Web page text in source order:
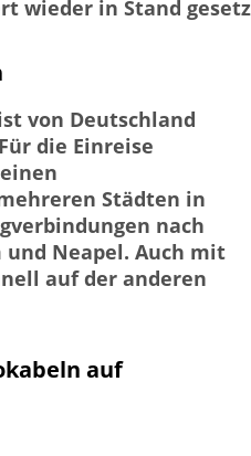
wieder in Stand
von Deutschland
die Einreise
Städten in
nach
und Neapel. Auch mit
auf der anderen
auf